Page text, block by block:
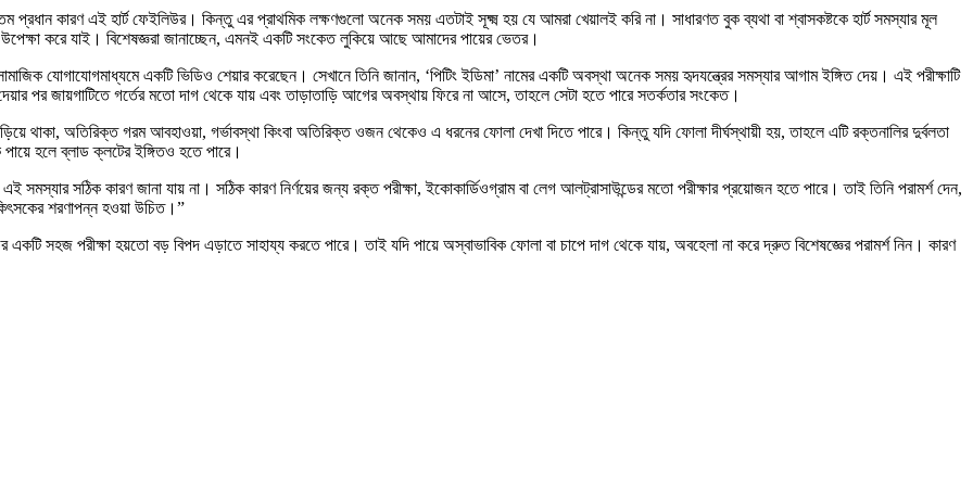
কারণ এই হার্ট ফেইলিউর। কিন্তু এর প্রাথমিক লক্ষণগুলো অনেক সময় এতটাই সূক্ষ্ম হয় যে আমরা খেয়ালই করি না। সাধারণত বুক ব্যথা বা শ্বাসকষ্টকে হার্ট সমস্যার মূল
করে যাই। বিশেষজ্ঞরা জানাচ্ছেন, এমনই একটি সংকেত লুকিয়ে আছে আমাদের পায়ের ভেতর।
যোগাযোগমাধ্যমে একটি ভিডিও শেয়ার করেছেন। সেখানে তিনি জানান, ‘পিটিং ইডিমা’ নামের একটি অবস্থা অনেক সময় হৃদযন্ত্রের সমস্যার আগাম ইঙ্গিত দেয়। এই পরীক্ষাটি
পর জায়গাটিতে গর্তের মতো দাগ থেকে যায় এবং তাড়াতাড়ি আগের অবস্থায় ফিরে না আসে, তাহলে সেটা হতে পারে সতর্কতার সংকেত।
থাকা, অতিরিক্ত গরম আবহাওয়া, গর্ভাবস্থা কিংবা অতিরিক্ত ওজন থেকেও এ ধরনের ফোলা দেখা দিতে পারে। কিন্তু যদি ফোলা দীর্ঘস্থায়ী হয়, তাহলে এটি রক্তনালির দুর্বলতা
হলে ব্লাড ক্লটের ইঙ্গিতও হতে পারে।
সমস্যার সঠিক কারণ জানা যায় না। সঠিক কারণ নির্ণয়ের জন্য রক্ত পরীক্ষা, ইকোকার্ডিওগ্রাম বা লেগ আলট্রাসাউন্ডের মতো পরীক্ষার প্রয়োজন হতে পারে। তাই তিনি পরামর্শ দেন,
শরণাপন্ন হওয়া উচিত।”
সহজ পরীক্ষা হয়তো বড় বিপদ এড়াতে সাহায্য করতে পারে। তাই যদি পায়ে অস্বাভাবিক ফোলা বা চাপে দাগ থেকে যায়, অবহেলা না করে দ্রুত বিশেষজ্ঞের পরামর্শ নিন। কারণ